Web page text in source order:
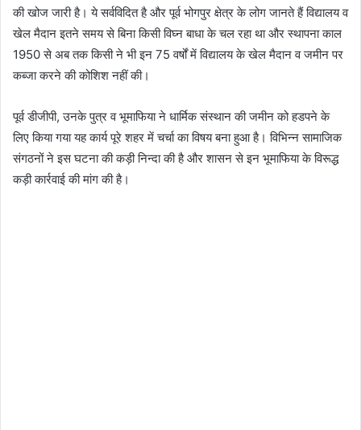
की खोज जारी है। ये सर्वविदित है और पूर्व भोगपुर क्षेत्र के लोग जानते हैं विद्यालय व
खेल मैदान इतने समय से बिना किसी विघ्न बाधा के चल रहा था और स्थापना काल
1950 से अब तक किसी ने भी इन 75 वर्षों में विद्यालय के खेल मैदान व जमीन पर
कब्जा करने की कोशिश नहीं की।
पूर्व डीजीपी, उनके पुत्र व भूमाफिया ने धार्मिक संस्थान की जमीन को हडपने के
लिए किया गया यह कार्य पूरे शहर में चर्चा का विषय बना हुआ है। विभिन्न सामाजिक
संगठनों ने इस घटना की कड़ी निन्दा की है और शासन से इन भूमाफिया के विरूद्ध
कड़ी कार्रवाई की मांग की है।